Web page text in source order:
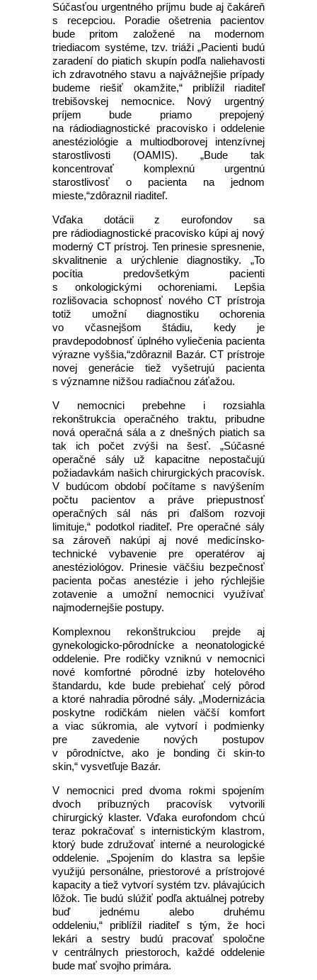
Súčasťou urgentného príjmu bude aj čakáreň
s recepciou. Poradie ošetrenia pacientov
bude pritom založené na modernom
triediacom systéme, tzv. triáži „Pacienti budú
zaradení do piatich skupín podľa naliehavosti
ich zdravotného stavu a najvážnejšie prípady
budeme riešiť okamžite,“ priblížil riaditeľ
trebišovskej nemocnice. Nový urgentný
príjem bude priamo prepojený
na rádiodiagnostické pracovisko i oddelenie
anestéziológie a multiodborovej intenzívnej
starostlivosti (OAMIS). „Bude tak
koncentrovať komplexnú urgentnú
starostlivosť o pacienta na jednom
mieste,“zdôraznil riaditeľ.
Vďaka dotácii z eurofondov sa
pre rádiodiagnostické pracovisko kúpi aj nový
moderný CT prístroj. Ten prinesie spresnenie,
skvalitnenie a urýchlenie diagnostiky. „To
pocítia predovšetkým pacienti
s onkologickými ochoreniami. Lepšia
rozlišovacia schopnosť nového CT prístroja
totiž umožní diagnostiku ochorenia
vo včasnejšom štádiu, kedy je
pravdepodobnosť úplného vyliečenia pacienta
výrazne vyššia,“zdôraznil Bazár. CT prístroje
novej generácie tiež vyšetrujú pacienta
s významne nižšou radiačnou záťažou.
V nemocnici prebehne i rozsiahla
rekonštrukcia operačného traktu, pribudne
nová operačná sála a z dnešných piatich sa
tak ich počet zvýši na šesť. „Súčasné
operačné sály už kapacitne nepostačujú
požiadavkám našich chirurgických pracovísk.
V budúcom období počítame s navýšením
počtu pacientov a práve priepustnosť
operačných sál nás pri ďalšom rozvoji
limituje,“ podotkol riaditeľ. Pre operačné sály
sa zároveň nakúpi aj nové medicínsko-
technické vybavenie pre operatérov aj
anestéziológov. Prinesie väčšiu bezpečnosť
pacienta počas anestézie i jeho rýchlejšie
zotavenie a umožní nemocnici využívať
najmodernejšie postupy.
Komplexnou rekonštrukciou prejde aj
gynekologicko-pôrodnícke a neonatologické
oddelenie. Pre rodičky vzniknú v nemocnici
nové komfortné pôrodné izby hotelového
štandardu, kde bude prebiehať celý pôrod
a ktoré nahradia pôrodné sály. „Modernizácia
poskytne rodičkám nielen väčší komfort
a viac súkromia, ale vytvorí i podmienky
pre zavedenie nových postupov
v pôrodníctve, ako je bonding či skin-to
skin,“ vysvetľuje Bazár.
V nemocnici pred dvoma rokmi spojením
dvoch príbuzných pracovísk vytvorili
chirurgický klaster. Vďaka eurofondom chcú
teraz pokračovať s internistickým klastrom,
ktorý bude združovať interné a neurologické
oddelenie. „Spojením do klastra sa lepšie
využijú personálne, priestorové a prístrojové
kapacity a tiež vytvorí systém tzv. plávajúcich
lôžok. Tie budú slúžiť podľa aktuálnej potreby
buď jednému alebo druhému
oddeleniu,“ priblížil riaditeľ s tým, že hoci
lekári a sestry budú pracovať spoločne
v centrálnych priestoroch, každé oddelenie
bude mať svojho primára.